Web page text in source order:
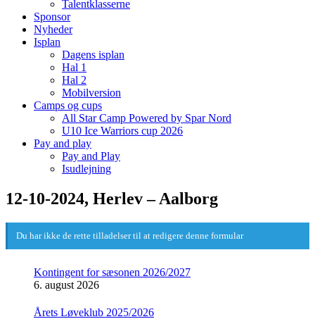
Talentklasserne
Sponsor
Nyheder
Isplan
Dagens isplan
Hal 1
Hal 2
Mobilversion
Camps og cups
All Star Camp Powered by Spar Nord
U10 Ice Warriors cup 2026
Pay and play
Pay and Play
Isudlejning
12-10-2024, Herlev – Aalborg
Du har ikke de rette tilladelser til at redigere denne formular
Kontingent for sæsonen 2026/2027
6. august 2026
Årets Løveklub 2025/2026